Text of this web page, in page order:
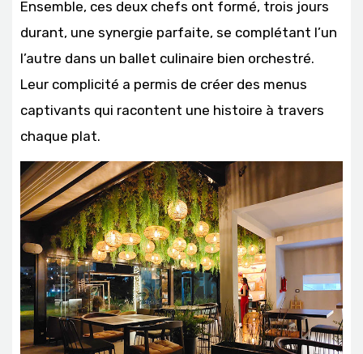
Ensemble, ces deux chefs ont formé, trois jours
durant, une synergie parfaite, se complétant l’un
l’autre dans un ballet culinaire bien orchestré.
Leur complicité a permis de créer des menus
captivants qui racontent une histoire à travers
chaque plat.